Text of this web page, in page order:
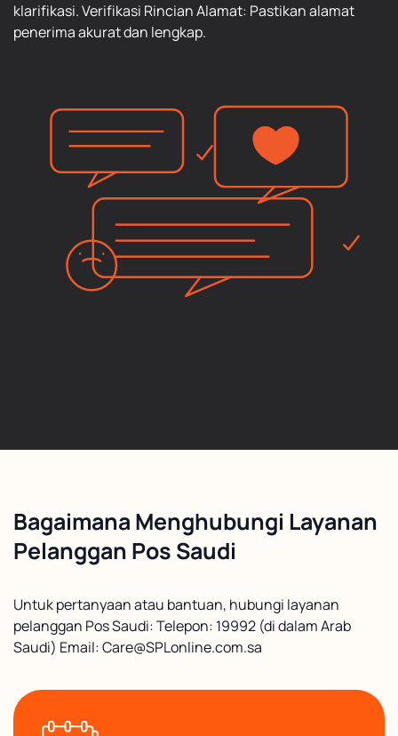
klarifikasi. Verifikasi Rincian Alamat: Pastikan alamat
penerima akurat dan lengkap.
Bagaimana Menghubungi Layanan
Pelanggan Pos Saudi
Untuk pertanyaan atau bantuan, hubungi layanan
pelanggan Pos Saudi: Telepon: 19992 (di dalam Arab
Saudi) Email: Care@SPLonline.com.sa